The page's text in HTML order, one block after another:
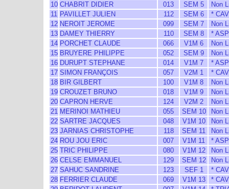
10 CHABRIT DIDIER 013 SEM 5
Non
11 PAVILLET JULIEN 112 SEM 6
* CAV
12 NEROIT JEROME 099 SEM 7
Non
13 DAMEY THIERRY 110 SEM 8
*
14 PORCHET CLAUDE 066 V1M 6
Non
15 BRUYERE PHILIPPE 052 SEM 9
Non
16 DURUPT STEPHANE 014 V1M 7
*
17 SIMON FRANÇOIS 057 V2M 1
* CAV
18 BIR GILBERT 100 V1M 8
Non
19 CROUZET BRUNO 018 V1M 9
Non
20 CAPRON HERVE 124 V2M 2
Non
21 MERINOI MATHIEU 055 SEM 10
Non
22 SARTRE JACQUES 048 V1M 10
Non
23 JARNIAS CHRISTOPHE 118 SEM 11
Non
24 ROU JOU ERIC 007 V1M 11
*
25 TRIC PHILIPPE 080 V1M 12
Non
26 CELSE EMMANUEL 129 SEM 12
Non
27 SAHUC SANDRINE 123 SEF 1
* CAV
28 FERRIER CLAUDE 069 V1M 13
* CAV